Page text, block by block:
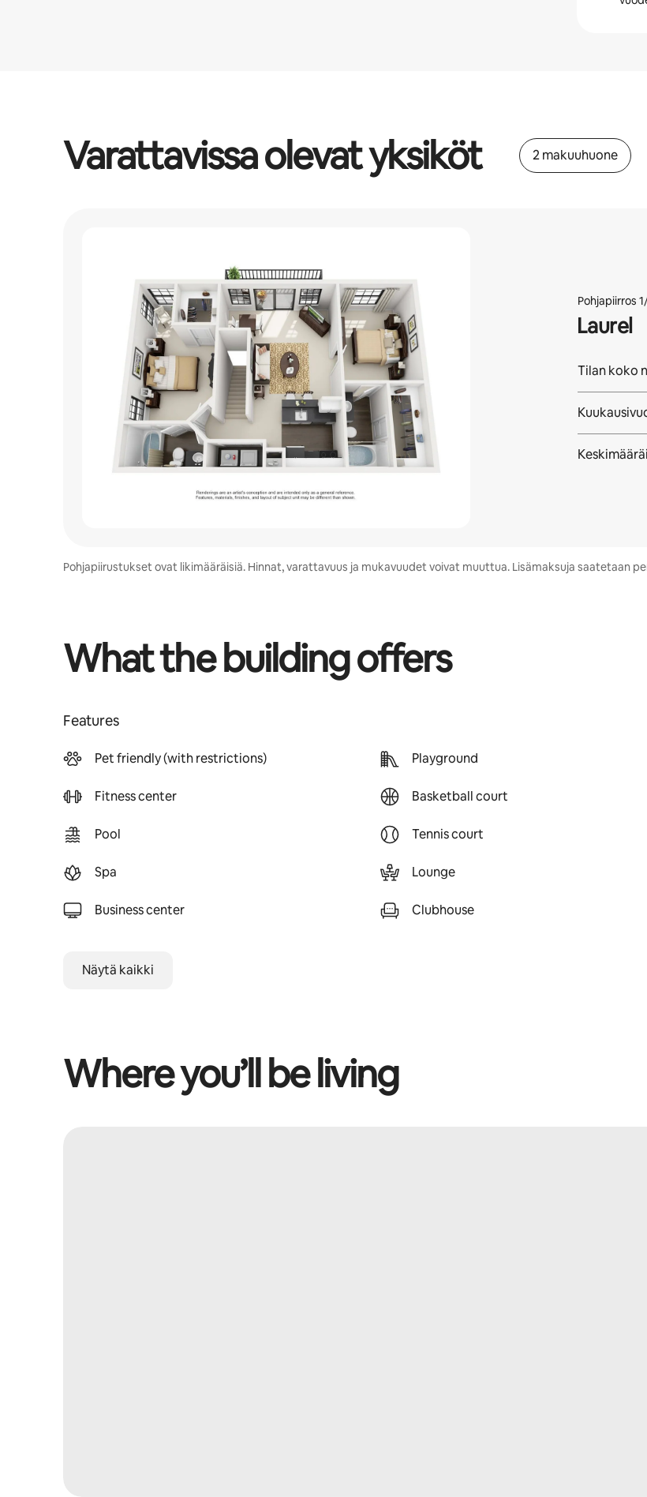
Varattavissa olevat yksiköt 2 makuuhuone
Pohjapiirros
Laurel
Tilan koko
Pohjapiirustukset ovat likimääräisiä. Hinnat, varattavuus ja mukavuudet voivat muuttua. Lisämaksuja saatetaan
What the building offers
Features
Pet friendly (with restrictions)
Fitness center
Pool
Spa
Business center
Playground
Basketball court
Tennis court
Lounge
Clubhouse
Näytä kaikki
Where you’ll be living